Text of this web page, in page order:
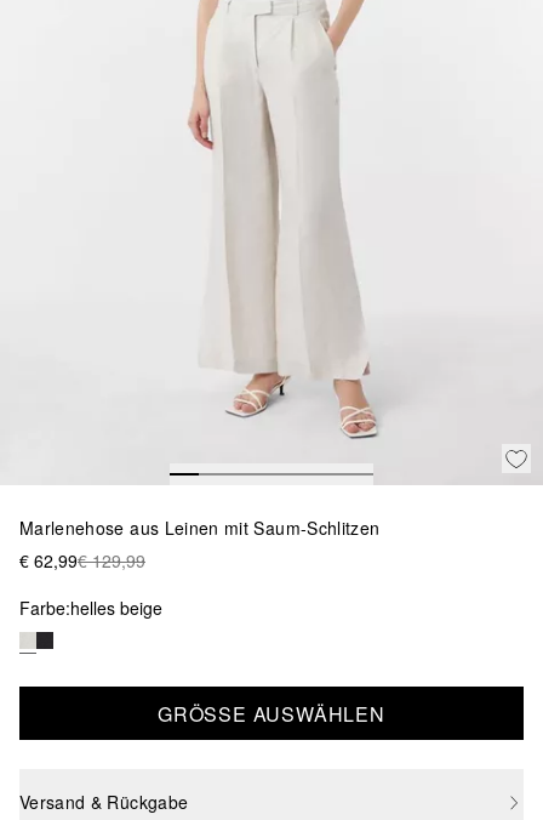
Marlenehose aus Leinen mit Saum-Schlitzen
€ 62,99€ 129,99
Farbe:helles beige
GRÖSSE AUSWÄHLEN
Versand & Rückgabe